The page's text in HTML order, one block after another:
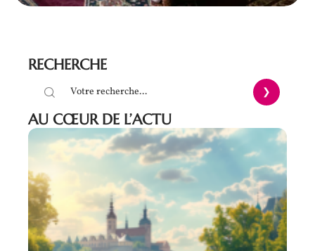
RECHERCHE
AU CŒUR DE L’ACTU